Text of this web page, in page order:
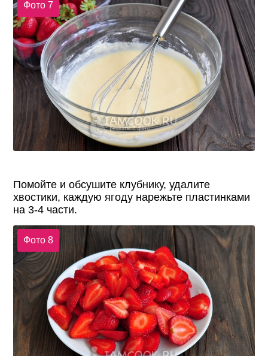
Фото 7
Помойте и обсушите клубнику, удалите
хвостики, каждую ягоду нарежьте пластинками
на 3-4 части.
Фото 8